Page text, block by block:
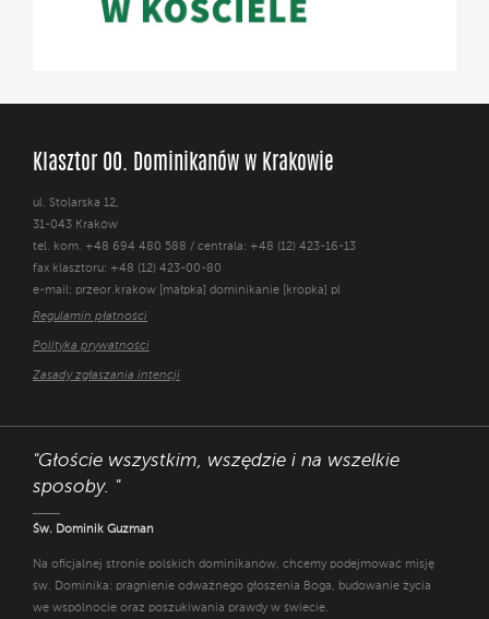
Klasztor OO. Dominikanów w Krakowie
ul. Stolarska 12,
31-043 Kraków
tel. kom. +48 694 480 588 / centrala: +48 (12) 423-16-13
fax klasztoru: +48 (12) 423-00-80
e-mail: przeor.krakow [małpka] dominikanie [kropka] pl
Regulamin płatności
Polityka prywatności
Zasady zgłaszania intencji
"Głoście wszystkim, wszędzie i na wszelkie
sposoby. "
Św. Dominik Guzman
Na oficjalnej stronie polskich dominikanów, chcemy podejmować misję
św. Dominika: pragnienie odważnego głoszenia Boga, budowanie życia
we wspólnocie oraz poszukiwania prawdy w świecie.